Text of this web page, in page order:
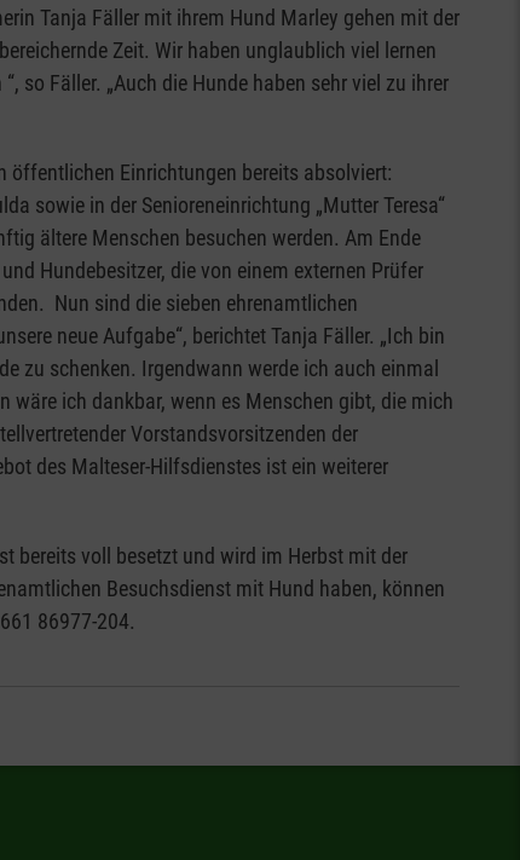
Tanja Fäller mit ihrem Hund Marley gehen mit der
Zeit. Wir haben unglaublich viel lernen
so Fäller. „Auch die Hunde haben sehr viel zu ihrer
öffentlichen Einrichtungen bereits absolviert:
sowie in der Senioreneinrichtung „Mutter Teresa“
ältere Menschen besuchen werden. Am Ende
Hundebesitzer, die von einem externen Prüfer
Nun sind die sieben ehrenamtlichen
neue Aufgabe“, berichtet Tanja Fäller. „Ich bin
zu schenken. Irgendwann werde ich auch einmal
ich dankbar, wenn es Menschen gibt, die mich
Vorstandsvorsitzenden der
des Malteser-Hilfsdienstes ist ein weiterer
bereits voll besetzt und wird im Herbst mit der
Besuchsdienst mit Hund haben, können
86977-204.